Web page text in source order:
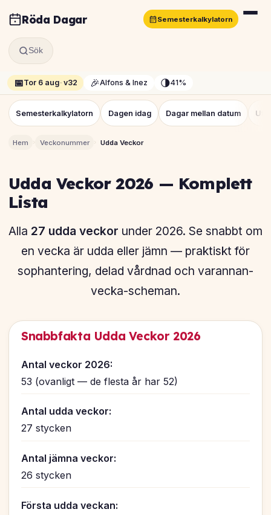
Röda Dagar Semesterkalkylatorn
Sök
📅Tor 6 aug· v32 🎉Alfons & Inez 🌗41%
Semesterkalkylatorn Dagen idag Dagar mellan datum
Hem Veckonummer Udda Veckor
Udda Veckor 2026 — Komplett
Lista
Alla 27 udda veckor under 2026. Se snabbt om
en vecka är udda eller jämn — praktiskt för
sophantering, delad vårdnad och varannan-
vecka-scheman.
Snabbfakta Udda Veckor 2026
Antal veckor 2026:
53 (ovanligt — de flesta år har 52)
Antal udda veckor:
27 stycken
Antal jämna veckor:
26 stycken
Första udda veckan: